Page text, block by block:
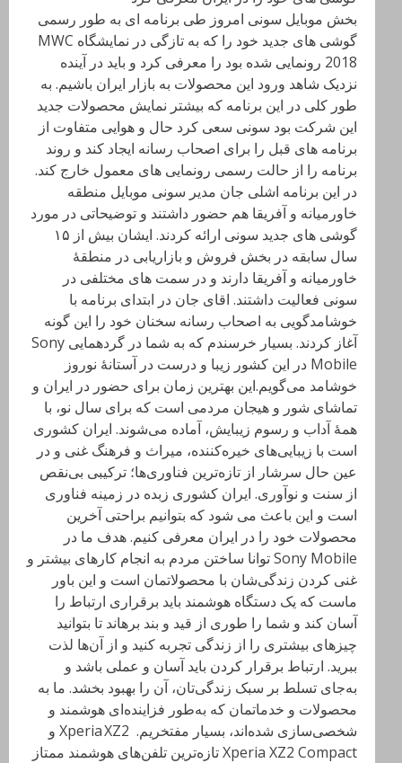
بخش موبایل سونی امروز طی برنامه ای به طور رسمی
گوشی های جدید خود را که به تازگی در نمایشگاه MWC
2018 رونمایی شده بود را معرفی کرد و باید در آینده
نزدیک شاهد ورود این محصولات به بازار ایران باشیم. به
طور کلی در این برنامه که بیشتر نمایش محصولات جدید
این شرکت بود سونی سعی کرد حال و هوایی متفاوت از
برنامه های قبل را برای اصحاب رسانه ایجاد کند و روند
برنامه را از حالت رسمی رونمایی های معمول خارج کند.
در این برنامه اشلی جان مدیر سونی موبایل منطقه
خاورمیانه و آفریقا هم حضور داشتند و توضیحاتی در مورد
گوشی های جدید سونی ارائه کردند. ایشان بیش از ۱۵
سال سابقه در بخش فروش و بازاریابی در منطقهٔ
خاورمیانه و آفریقا دارند و در سمت های مختلفی در
سونی فعالیت داشتند. اقای جان در ابتدای برنامه با
خوشامدگویی به اصحاب رسانه سخنان خود را این گونه
آغاز کردند. بسیار خرسندم که به شما در گردهمایی Sony
Mobile در این کشور زیبا و درست در آستانهٔ نوروز
خوشامد می‌گویم.این بهترین زمان برای حضور در ایران و
تماشای شور و هیجان مردمی است که برای سال نو، با
همهٔ آداب و رسوم زیبایش، آماده‌ می‌شوند. ایران کشوری
است با زیبایی‌های خیره‌کننده، میراث و فرهنگ غنی و در
عین حال سرشار از تازه‌ترین فناوری‌ها؛ ترکیبی بی‌نقص
از سنت و نوآوری. ایران کشوری زبده در زمینه فناوری
است و این باعث می شود که بتوانیم براحتی آخرین
محصولات خود را در ایران معرفی کنیم. هدف ما در
Sony Mobile توانا ساختن مردم به انجام کارهای بیشتر و
غنی کردن زندگی‌شان با محصولاتمان است و این باور
ماست که یک دستگاه هوشمند باید برقراری ارتباط را
آسان کند و شما را طوری از قید و بند برهاند تا بتوانید
چیزهای بیشتری را از زندگی تجربه کنید و از آن‌ها لذت
ببرید. ارتباط برقرار کردن باید آسان و عملی باشد و
به‌جای تسلط بر سبک زندگی‌تان، آن را بهبود بخشد. ما به
محصولات و خدماتمان که به‌طور فزاینده‌ای هوشمند و
شخصی‌سازی شده‌اند، بسیار مفتخریم. Xperia XZ2 و
Xperia XZ2 Compact تازه‌ترین تلفن‌های هوشمند ممتاز